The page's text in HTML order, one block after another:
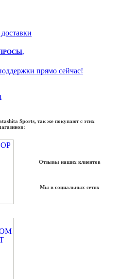
прямо сейчас!
Sports, так же покупают с этих
Отзывы наших клиентов
Мы в социальных сетях